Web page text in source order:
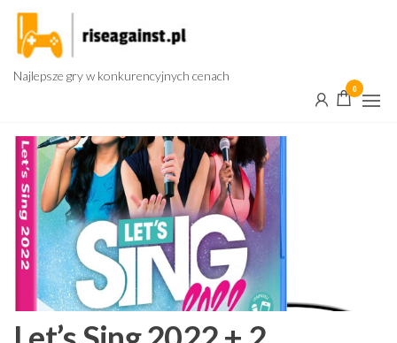
Przejdź
treści
Najlepsze gry w konkurencyjnych cenach
0